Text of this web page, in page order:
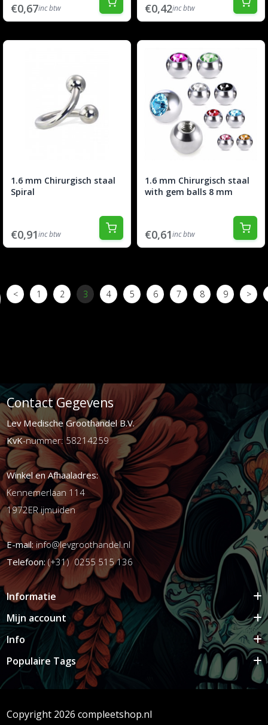
€0,67inc btw €0,42inc btw
1.6 mm Chirurgisch staal
Spiral
€0,91inc btw
1.6 mm Chirurgisch staal
with gem balls 8 mm
€0,61inc btw
< 1 2 3 4 5 6 7 8 9 >
Contact Gegevens
Lev Medische Groothandel B.V.
KvK-nummer: 58214259
Winkel en Afhaaladres:
Kennemerlaan 114
1972ER ijmuiden
E-mail:info@levgroothandel.nl
Telefoon:(+31) 0255 515 136
Informatie
Mijn account
Info
Populaire Tags
Copyright 2026 compleetshop.nl